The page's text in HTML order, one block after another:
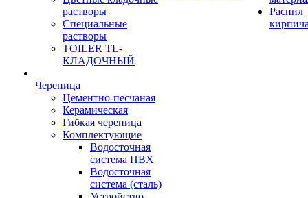
растворы
Специальные
растворы
TOILER TL-
КЛАДОЧНЫЙ
Черепица
Цементно-песчаная
Керамическая
Гибкая черепица
Комплектующие
Водосточная
система ПВХ
Водосточная
система (сталь)
Распил